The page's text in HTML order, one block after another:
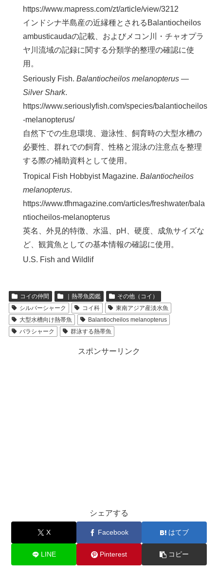
https://www.mapress.com/zt/article/view/3212
インドシナ半島産の近縁種とされるBalantiocheilos
ambusticaudaの記載、およびメコン川・チャオプラ
ヤ川流域の記録に関する分類学的整理の確認に使
用。
Seriously Fish.Balantiocheilos melanopterus —
Silver Shark.
https://www.seriouslyfish.com/species/balantiocheilos
-melanopterus/
自然下での生息環境、遊泳性、飼育時の大型水槽の
必要性、群れでの飼育、性格と混泳の注意点を整理
する際の補助資料として使用。
Tropical Fish Hobbyist Magazine.Balantiocheilos
melanopterus.
https://www.tfhmagazine.com/articles/freshwater/bala
ntiocheilos-melanopterus
英名、外見的特徴、水温、pH、硬度、成魚サイズな
ど、観賞魚としての基本情報の確認に使用。
U.S. Fish and Wildlif
コイの仲間 ｜熱帯魚図鑑
その他（コイ）
シルバーシャーク
コイ科
東南アジア産淡水魚
大型水槽向け熱帯魚
Balantiocheilos melanopterus
バラシャーク
群泳する熱帯魚
スポンサーリンク
シェアする
X Facebook はてブ
LINE Pinterest コピー